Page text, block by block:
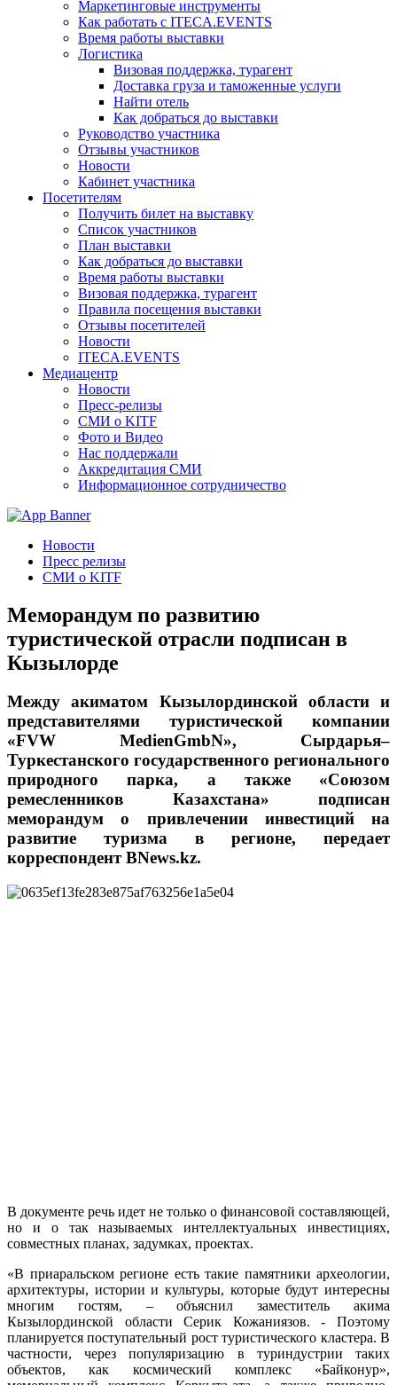
Маркетинговые инструменты
Как работать с ITECA.EVENTS
Время работы выставки
Логистика
Визовая поддержка, турагент
Доставка груза и таможенные услуги
Найти отель
Как добраться до выставки
Руководство участника
Отзывы участников
Новости
Кабинет участника
Посетителям
Получить билет на выставку
Список участников
План выставки
Как добраться до выставки
Время работы выставки
Визовая поддержка, турагент
Правила посещения выставки
Отзывы посетителей
Новости
ITECA.EVENTS
Медиацентр
Новости
Пресс-релизы
СМИ о KITF
Фото и Видео
Нас поддержали
Аккредитация СМИ
Информационное сотрудничество
Новости
Пресс релизы
СМИ о KITF
Меморандум по развитию
туристической отрасли подписан в
Кызылорде
Между акиматом Кызылординской области и
представителями туристической компании
«FVW MedienGmbN», Сырдарья–
Туркестанского государственного регионального
природного парка, а также «Союзом
ремесленников Казахстана» подписан
меморандум о привлечении инвестиций на
развитие туризма в регионе, передает
корреспондент BNews.kz.
В документе речь идет не только о финансовой составляющей,
но и о так называемых интеллектуальных инвестициях,
совместных планах, задумках, проектах.
«В приаральском регионе есть такие памятники археологии,
архитектуры, истории и культуры, которые будут интересны
многим гостям, – объяснил заместитель акима
Кызылординской области Серик Кожаниязов. - Поэтому
планируется поступательный рост туристического кластера. В
частности, через популяризацию в туриндустрии таких
объектов, как космический комплекс «Байконур»,